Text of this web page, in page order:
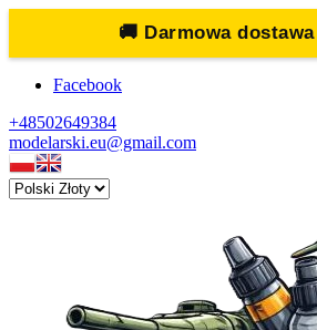
🚚 Darmowa dostawa
Facebook
+48502649384
modelarski.eu@gmail.com